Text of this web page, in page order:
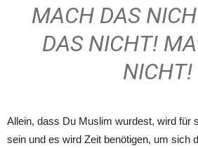
MACH DAS
DAS NICHT!
NICHT!
Allein, dass Du Muslim wurdest, wird für
sein und es wird Zeit benötigen, um sich